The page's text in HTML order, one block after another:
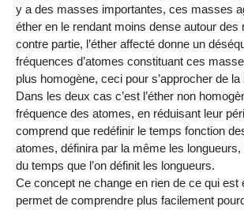
y a des masses importantes, ces masses
éther en le rendant moins dense autour
contre partie, l’éther affecté donne un
fréquences d’atomes constituant ces
plus homogène, ceci pour s’approcher de
Dans les deux cas c’est l’éther non
fréquence des atomes, en réduisant leur
comprend que redéfinir le temps fonction
atomes, définira par la même les longueurs,
du temps que l’on définit les longueurs.
Ce concept ne change en rien de ce qui est
permet de comprendre plus facilement